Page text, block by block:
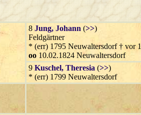
8 Jung, Johann (>>)
Feldgärtner
* (err) 1795 Neuwaltersdorf † vor
oo 10.02.1824 Neuwaltersdorf
9 Kuschel, Theresia (>>)
* (err) 1799 Neuwaltersdorf